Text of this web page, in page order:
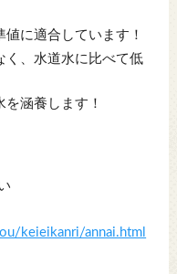
に適合しています！
く、水道水に比べて低
涵養します！
keieikanri/annai.html